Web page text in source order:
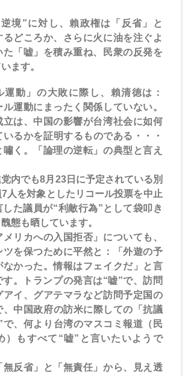
境”に対し、賴政権は「反省」と
るどころか、さらに火に油を注ぐよ
た「嘘」を積み重ね、民衆の反発を
ます。
運動」の大敗に際し、賴清徳は：
ル運動にまったく関係していない。
立は、中国の影響が台湾社会に如何
いるかを証明するものである・・・
嘯く。「論理の逆転」の典型と言え
内でも8月23日に予定されている別
人を対象としたリコール投票を中止
た議員が“利敵行為”として袋叩き
態も晒しています。
リカへの入国拒否」についても、
ツを保つために平然と：「外遊の予
なかった。情報はフェイクだ」と言
す。トランプの発言は“嘘”で、訪問
アイ、グアテマラなど訪問予定国の
、中国政府の訪米に際しての「抗議
で、何より台湾のマスコミ報道（民
）もすべて“嘘”と言いたいようで
反省」と「無責任」から、見え透